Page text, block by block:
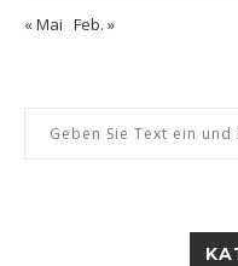
« Mai Feb. »